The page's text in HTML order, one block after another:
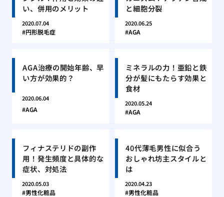
い、併用のメリット
2020.07.04
円形脱毛症
と細胞分裂
2020.06.25
AGA
AGA治療の開始年齢、早
い方が効果的？
2020.06.04
AGA
ミネラルの力！亜鉛と鉄
分が髪にもたらす効果と
食材
2020.05.24
AGA
フィナステリドの副作
用！発生頻度と具体的な
症状、対処法
2020.05.03
男性化粧品
40代薄毛男性に似合う
おしゃれ坊主スタイルと
は
2020.04.23
男性化粧品